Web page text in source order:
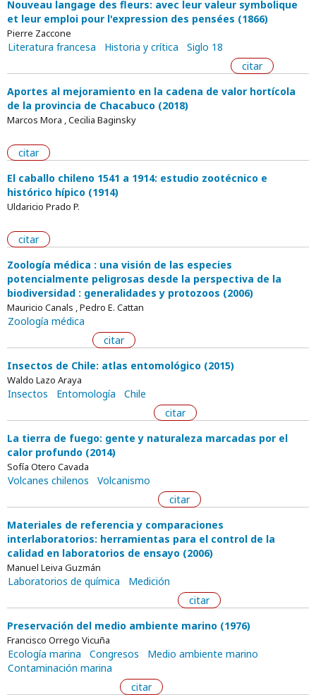
Nouveau langage des fleurs: avec leur valeur symbolique
et leur emploi pour l'expression des pensées (1866)
Pierre Zaccone
Literatura francesa Historia y crítica
Siglo 18
citar
Aportes al mejoramiento en la cadena de valor hortícola
de la provincia de Chacabuco (2018)
Marcos Mora , Cecilia Baginsky
citar
El caballo chileno 1541 a 1914: estudio zootécnico e
histórico hípico (1914)
Uldaricio Prado P.
citar
Zoología médica : una visión de las especies
potencialmente peligrosas desde la perspectiva de la
biodiversidad : generalidades y protozoos (2006)
Mauricio Canals , Pedro E. Cattan
Zoología médica
citar
Insectos de Chile: atlas entomológico (2015)
Waldo Lazo Araya
Insectos Entomología
Chile
citar
La tierra de fuego: gente y naturaleza marcadas por el
calor profundo (2014)
Sofía Otero Cavada
Volcanes chilenos
Volcanismo
citar
Materiales de referencia y comparaciones
interlaboratorios: herramientas para el control de la
calidad en laboratorios de ensayo (2006)
Manuel Leiva Guzmán
Laboratorios de química
Medición
citar
Preservación del medio ambiente marino (1976)
Francisco Orrego Vicuña
Ecología marina Congresos
Medio ambiente marino
Contaminación marina
citar